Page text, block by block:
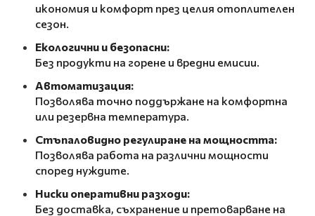
икономия и комфорт през целия отоплителен
сезон.
Екологични и безопасни:
Без продукти на горене и вредни емисии.
Автоматизация:
Позволява точно поддържане на комфортна
или резервна температура.
Стъпаловидно регулиране на мощността:
Позволява работа на различни мощности
според нуждите.
Ниски оперативни разходи:
Без доставка, съхранение и претоварване на